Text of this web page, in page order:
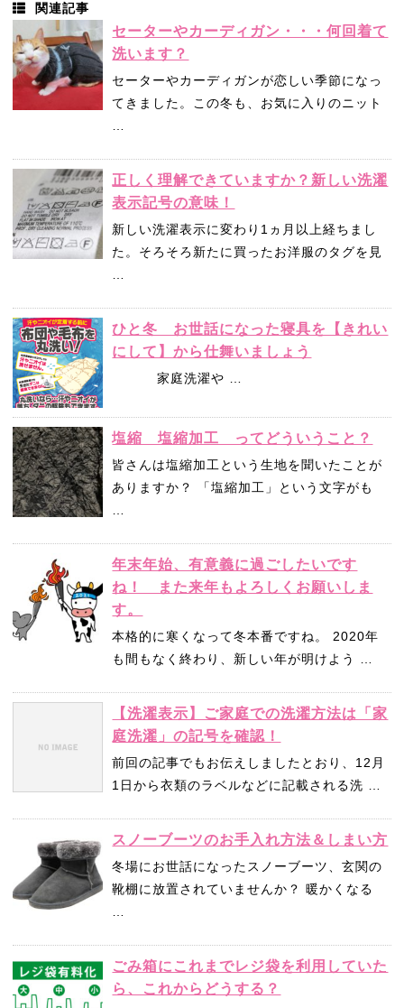
関連記事
セーターやカーディガン・・・何回着て
洗います？
セーターやカーディガンが恋しい季節になっ
てきました。この冬も、お気に入りのニット
…
正しく理解できていますか？新しい洗濯
表示記号の意味！
新しい洗濯表示に変わり1ヵ月以上経ちまし
た。そろそろ新たに買ったお洋服のタグを見
…
ひと冬 お世話になった寝具を【きれい
にして】から仕舞いましょう
家庭洗濯や …
塩縮 塩縮加工 ってどういうこと？
皆さんは塩縮加工という生地を聞いたことが
ありますか？ 「塩縮加工」という文字がも
…
年末年始、有意義に過ごしたいです
ね！ また来年もよろしくお願いしま
す。
本格的に寒くなって冬本番ですね。 2020年
も間もなく終わり、新しい年が明けよう …
【洗濯表示】ご家庭での洗濯方法は「家
庭洗濯」の記号を確認！
前回の記事でもお伝えしましたとおり、12月
1日から衣類のラベルなどに記載される洗 …
スノーブーツのお手入れ方法＆しまい方
冬場にお世話になったスノーブーツ、玄関の
靴棚に放置されていませんか？ 暖かくなる
…
ごみ箱にこれまでレジ袋を利用していた
ら、これからどうする？